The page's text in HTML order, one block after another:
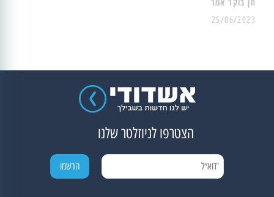
25/06/2023
הצטרפו לניוזלטר שלנו